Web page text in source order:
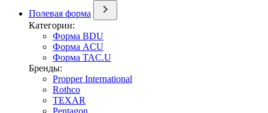
Полевая форма
Категории:
Форма BDU
Форма ACU
Форма TAC.U
Бренды:
Propper International
Rothco
TEXAR
Pentagon